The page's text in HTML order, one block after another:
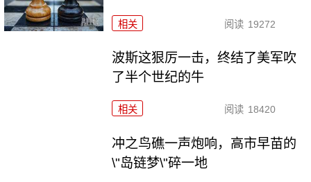
相关 阅读 19272
波斯这狠厉一击，终结了美军吹
了半个世纪的牛
相关 阅读 18420
冲之鸟礁一声炮响，高市早苗的
\"岛链梦\"碎一地